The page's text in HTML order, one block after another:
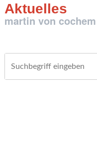
Aktuelles
martin von cochem